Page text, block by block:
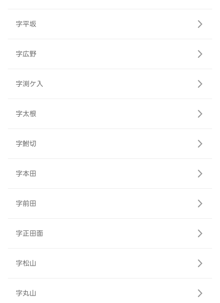
字平坂
字広野
字渕ケ入
字太根
字鮒切
字本田
字前田
字正田面
字松山
字丸山